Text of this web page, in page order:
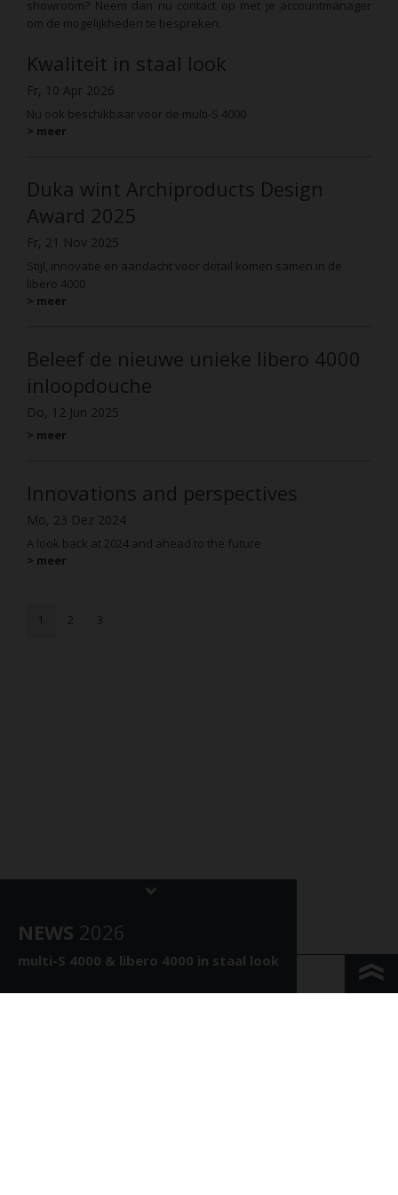
showroom? Neem dan nu contact op met je accountmanager
om de mogelijkheden te bespreken.
Kwaliteit in staal look
Fr, 10 Apr 2026
Nu ook beschikbaar voor de multi-S 4000
> meer
Duka wint Archiproducts Design
Award 2025
Fr, 21 Nov 2025
Stijl, innovatie en aandacht voor detail komen samen in de
libero 4000
> meer
Beleef de nieuwe unieke libero 4000
inloopdouche
Do, 12 Jun 2025
> meer
Innovations and perspectives
Mo, 23 Dez 2024
A look back at 2024 and ahead to the future
> meer
1 2 3
NEWS 2026
multi-S 4000 & libero 4000 in staal look